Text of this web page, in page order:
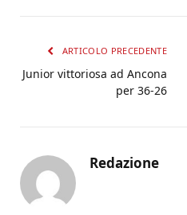
ARTICOLO PRECEDENTE
Junior vittoriosa ad Ancona
per 36-26
Redazione